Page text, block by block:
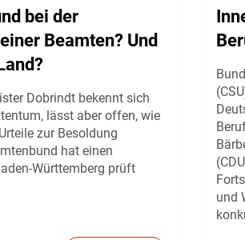
bei der
Beamten? Und
Dobrindt bekennt sich
lässt aber offen, wie
zur Besoldung
hat einen
Württemberg prüft
und